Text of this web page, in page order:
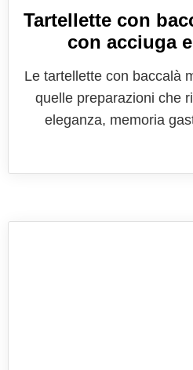
Tartellette con
con acciuga
Le tartellette con baccalà
quelle preparazioni che
eleganza, memoria
contemporaneo in un
estremamente